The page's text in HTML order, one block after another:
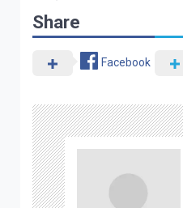
Share
Facebook